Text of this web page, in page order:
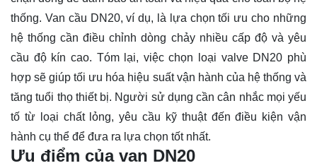
thống. Van cầu DN20, ví dụ, là lựa chọn tối ưu cho những
hệ thống cần điều chỉnh dòng chảy nhiều cấp độ và yêu
cầu độ kín cao. Tóm lại, việc chọn loại valve DN20 phù
hợp sẽ giúp tối ưu hóa hiệu suất vận hành của hệ thống và
tăng tuổi thọ thiết bị. Người sử dụng cần cân nhắc mọi yếu
tố từ loại chất lỏng, yêu cầu kỹ thuật đến điều kiện vận
hành cụ thể để đưa ra lựa chọn tốt nhất.
Ưu điểm của van DN20